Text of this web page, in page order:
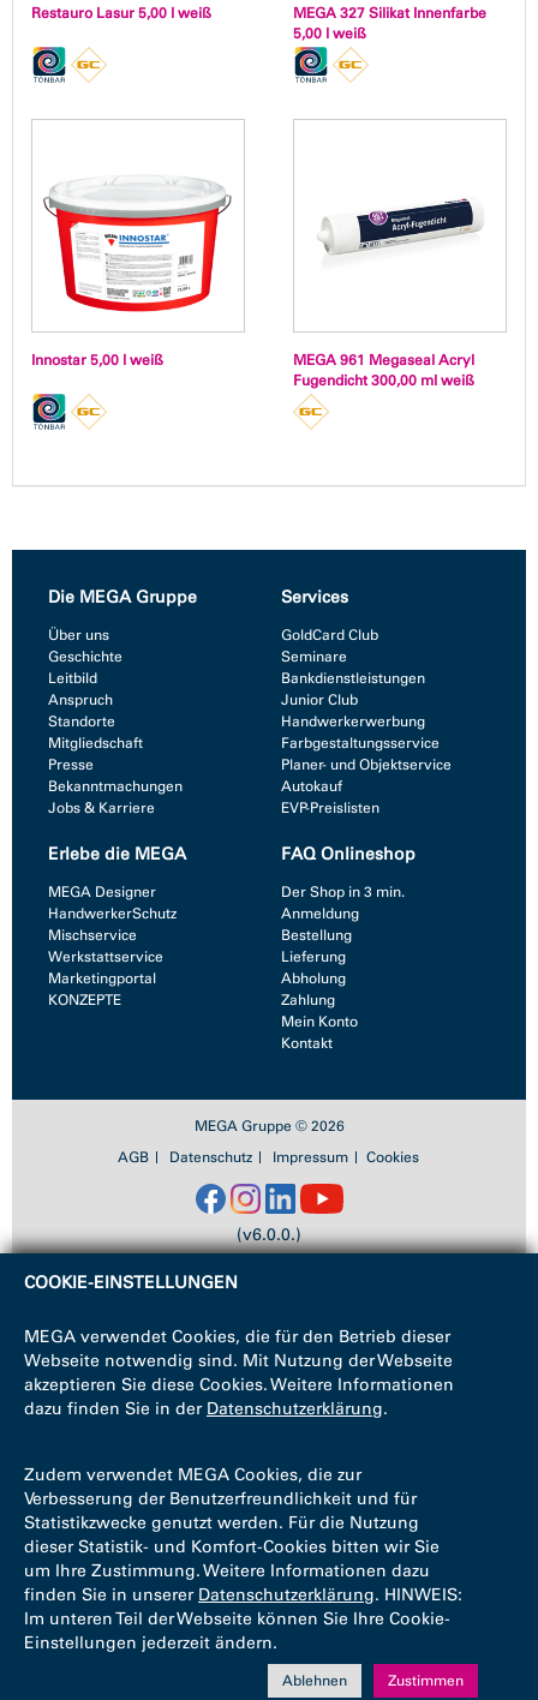
Restauro Lasur 5,00 l weiß
MEGA 327 Silikat Innenfarbe
5,00 l weiß
Innostar 5,00 l weiß
MEGA 961 Megaseal Acryl
Fugendicht 300,00 ml weiß
Die MEGA Gruppe
Über uns
Geschichte
Leitbild
Anspruch
Standorte
Mitgliedschaft
Presse
Bekanntmachungen
Jobs & Karriere
Services
GoldCard Club
Seminare
Bankdienstleistungen
Junior Club
Handwerkerwerbung
Farbgestaltungsservice
Planer- und Objektservice
Autokauf
EVP-Preislisten
Erlebe die MEGA
MEGA Designer
HandwerkerSchutz
Mischservice
Werkstattservice
Marketingportal
KONZEPTE
FAQ Onlineshop
Der Shop in 3 min.
Anmeldung
Bestellung
Lieferung
Abholung
Zahlung
Mein Konto
Kontakt
MEGA Gruppe © 2026
AGB
Datenschutz Impressum Cookies
(v6.0.0.)
COOKIE-EINSTELLUNGEN
MEGA verwendet Cookies, die für den Betrieb dieser
Webseite notwendig sind. Mit Nutzung der Webseite
akzeptieren Sie diese Cookies. Weitere Informationen
dazu finden Sie in der Datenschutzerklärung.
Zudem verwendet MEGA Cookies, die zur
Verbesserung der Benutzerfreundlichkeit und für
Statistikzwecke genutzt werden. Für die Nutzung
dieser Statistik- und Komfort-Cookies bitten wir Sie
um Ihre Zustimmung. Weitere Informationen dazu
finden Sie in unserer Datenschutzerklärung. HINWEIS:
Im unteren Teil der Webseite können Sie Ihre Cookie-
Einstellungen jederzeit ändern.
Zustimmen
Ablehnen